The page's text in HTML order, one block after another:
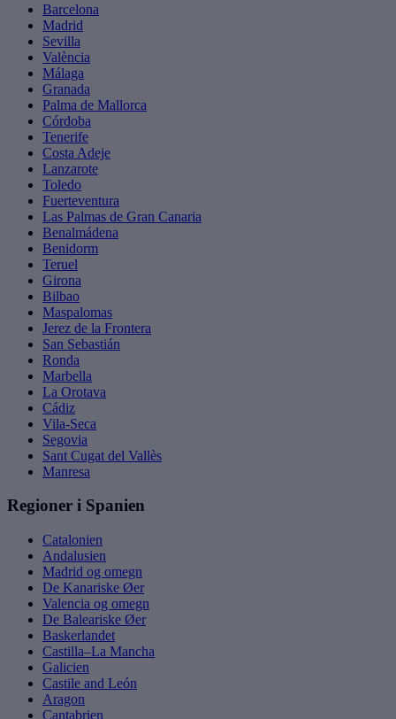
Barcelona
Madrid
Sevilla
València
Málaga
Granada
Palma de Mallorca
Córdoba
Tenerife
Costa Adeje
Lanzarote
Toledo
Fuerteventura
Las Palmas de Gran Canaria
Benalmádena
Benidorm
Teruel
Girona
Bilbao
Maspalomas
Jerez de la Frontera
San Sebastián
Ronda
Marbella
La Orotava
Cádiz
Vila-Seca
Segovia
Sant Cugat del Vallès
Manresa
Regioner i Spanien
Catalonien
Andalusien
Madrid og omegn
De Kanariske Øer
Valencia og omegn
De Baleariske Øer
Baskerlandet
Castilla–La Mancha
Galicien
Castile and León
Aragon
Cantabrien